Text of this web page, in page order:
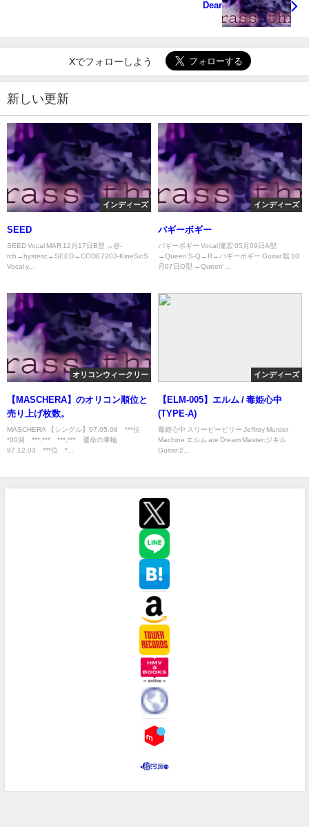
Dear
Xでフォローしよう
新しい更新
インディーズ
SEED
SEED Vocal MAR 12月17日B型 →@-
rch→hysteric→SEED→CODE7203-KineSicS
Vocal y...
インディーズ
バギーボギー
バギーボギー Vocal 隆宏 05月09日A型
→Queen'S-Q→R→バギーボギー Guitar 聡 10
月07日O型 →Queen'...
オリコンウィークリー
【MASCHERA】のオリコン順位と
売り上げ枚数。
MASCHERA 【シングル】97.05.08 ***位
*00回 ***,*** ***,*** 運命の車輪
97.12.03 ***位 *...
インディーズ
【ELM-005】エルム / 毒姫心中
(TYPE-A)
毒姫心中 スリーピービリー Jeffrey Murder
Machine エルム are Dream Master:ジキル
Guitar:2...